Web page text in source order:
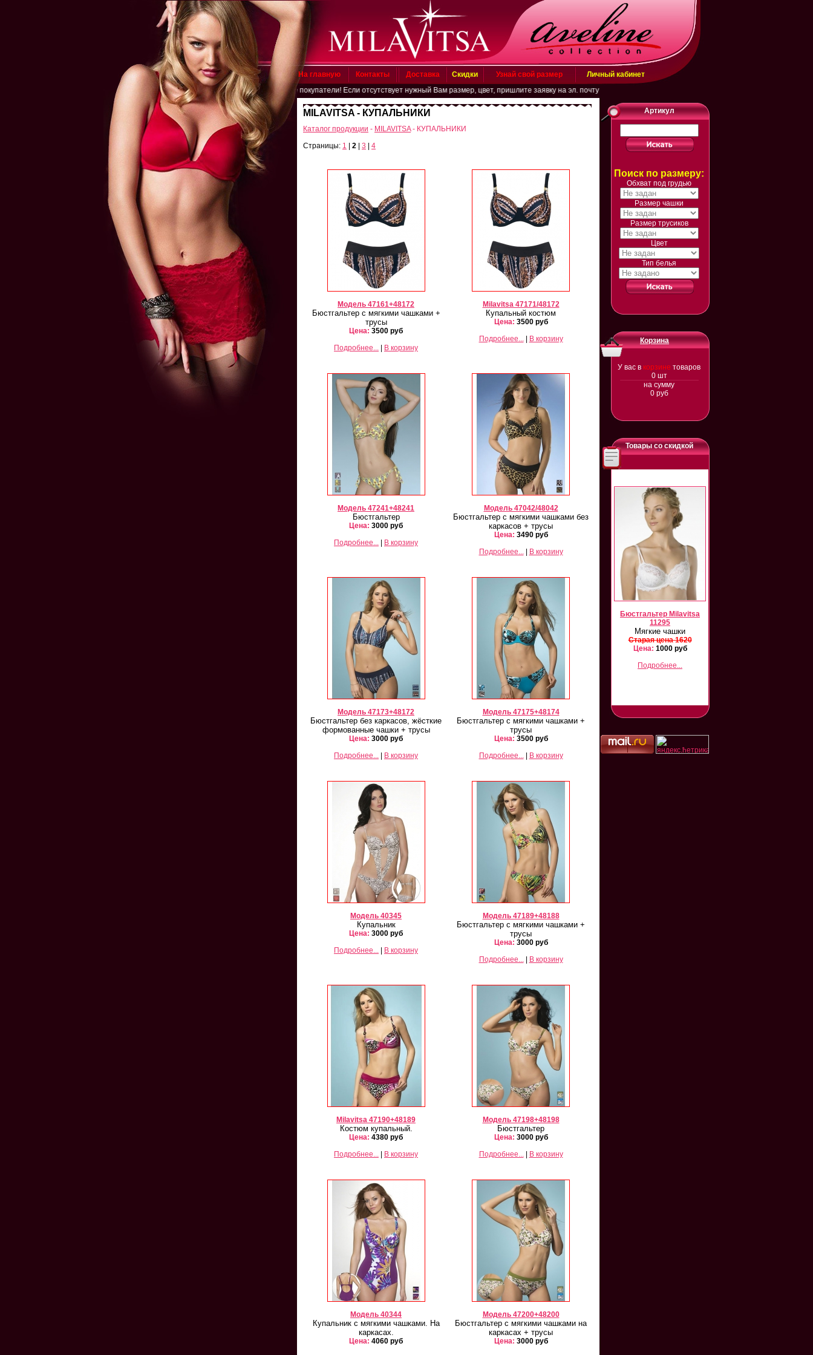
На главную Контакты Доставка Скидки Узнай свой размер
Личный кабинет
Уважаемые покупатели! Если отсутствует нужный Вам размер, цвет, пришлите заявку на эл. почту belarusachka@inbox.ru или в WhatsApp (+79883431506)
MILAVITSA - КУПАЛЬНИКИ
Каталог продукции - MILAVITSA- КУПАЛЬНИКИ
Страницы: 1 2 3 4
Модель 47161+48172
Бюстгальтер с мягкими чашками +
трусы
Цена: 3500 руб
Подробнее...
В корзину
Milavitsa 47171/48172
Купальный костюм
Цена: 3500 руб
Подробнее...| В корзину
Модель 47241+48241
Бюстгальтер
Цена: 3000 руб
Подробнее...
В корзину
Модель 47042/48042
Бюстгальтер с мягкими чашками без
каркасов + трусы
Цена: 3490 руб
Подробнее...| В корзину
Модель 47173+48172
Бюстгальтер без каркасов, жёсткие
формованные чашки + трусы
Цена: 3000 руб
Подробнее...
В корзину
Модель 47175+48174
Бюстгальтер с мягкими чашками +
трусы
Цена: 3500 руб
Подробнее...| В корзину
Модель 40345
Купальник
Цена: 3000 руб
Подробнее...
В корзину
Модель 47189+48188
Бюстгальтер с мягкими чашками +
трусы
Цена: 3000 руб
Подробнее...| В корзину
Milavitsa 47190+48189
Костюм купальный.
Цена: 4380 руб
Подробнее...
В корзину
Модель 47198+48198
Бюстгальтер
Цена: 3000 руб
Подробнее...| В корзину
Модель 40344
Купальник с мягкими чашками. На
каркасах.
Цена: 4060 руб
Модель 47200+48200
Бюстгальтер с мягкими чашками на
каркасах + трусы
Цена: 3000 руб
Артикул
Поиск по размеру:
Обхват под грудью
Размер чашки
Размер трусиков
Цвет
Тип белья
Корзина
У вас в корзине товаров
0 шт
на сумму
0 руб
Товары со скидкой
Milavitsa 821/26819
Комплект
Старая цена 3500
Цена:2000 руб
Подробнее...
Milavitsa 12233/26232 Milavitsa 12102/26105
Комплект
Старая цена 3000
Цена:
Подробнее...
Бюстгальтер Milavitsa
11295
Мягкие чашки
Старая цена 1620
Цена: 1000 руб
Подробнее...